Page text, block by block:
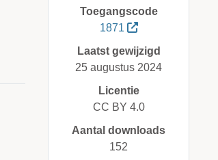
Toegangscode
1871
Laatst gewijzigd
25 augustus 2024
Licentie
CC BY 4.0
Aantal downloads
152